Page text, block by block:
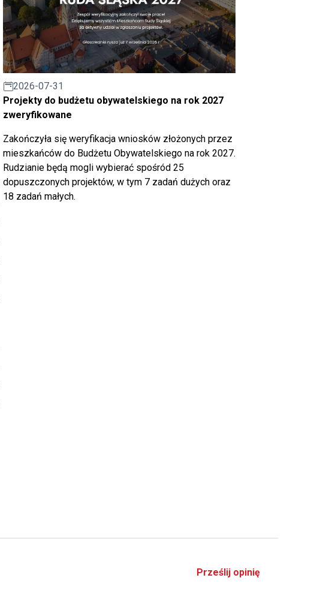
2026-07-31
Projekty do budżetu obywatelskiego na rok 2027
zweryfikowane
Zakończyła się weryfikacja wniosków złożonych przez
mieszkańców do Budżetu Obywatelskiego na rok 2027.
Rudzianie będą mogli wybierać spośród 25
dopuszczonych projektów, w tym 7 zadań dużych oraz
18 zadań małych.
Prześlij opinię